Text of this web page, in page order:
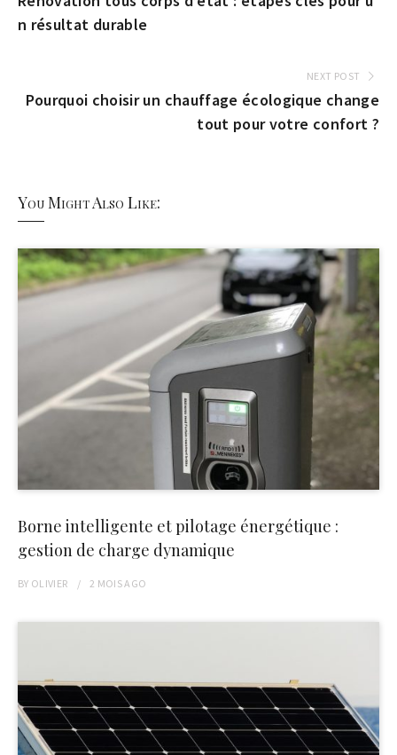
n résultat durable
NEXT POST
Pourquoi choisir un chauffage écologique change
tout pour votre confort ?
You Might Also Like:
Borne intelligente et pilotage énergétique :
gestion de charge dynamique
BY OLIVIER 2 MOISAGO